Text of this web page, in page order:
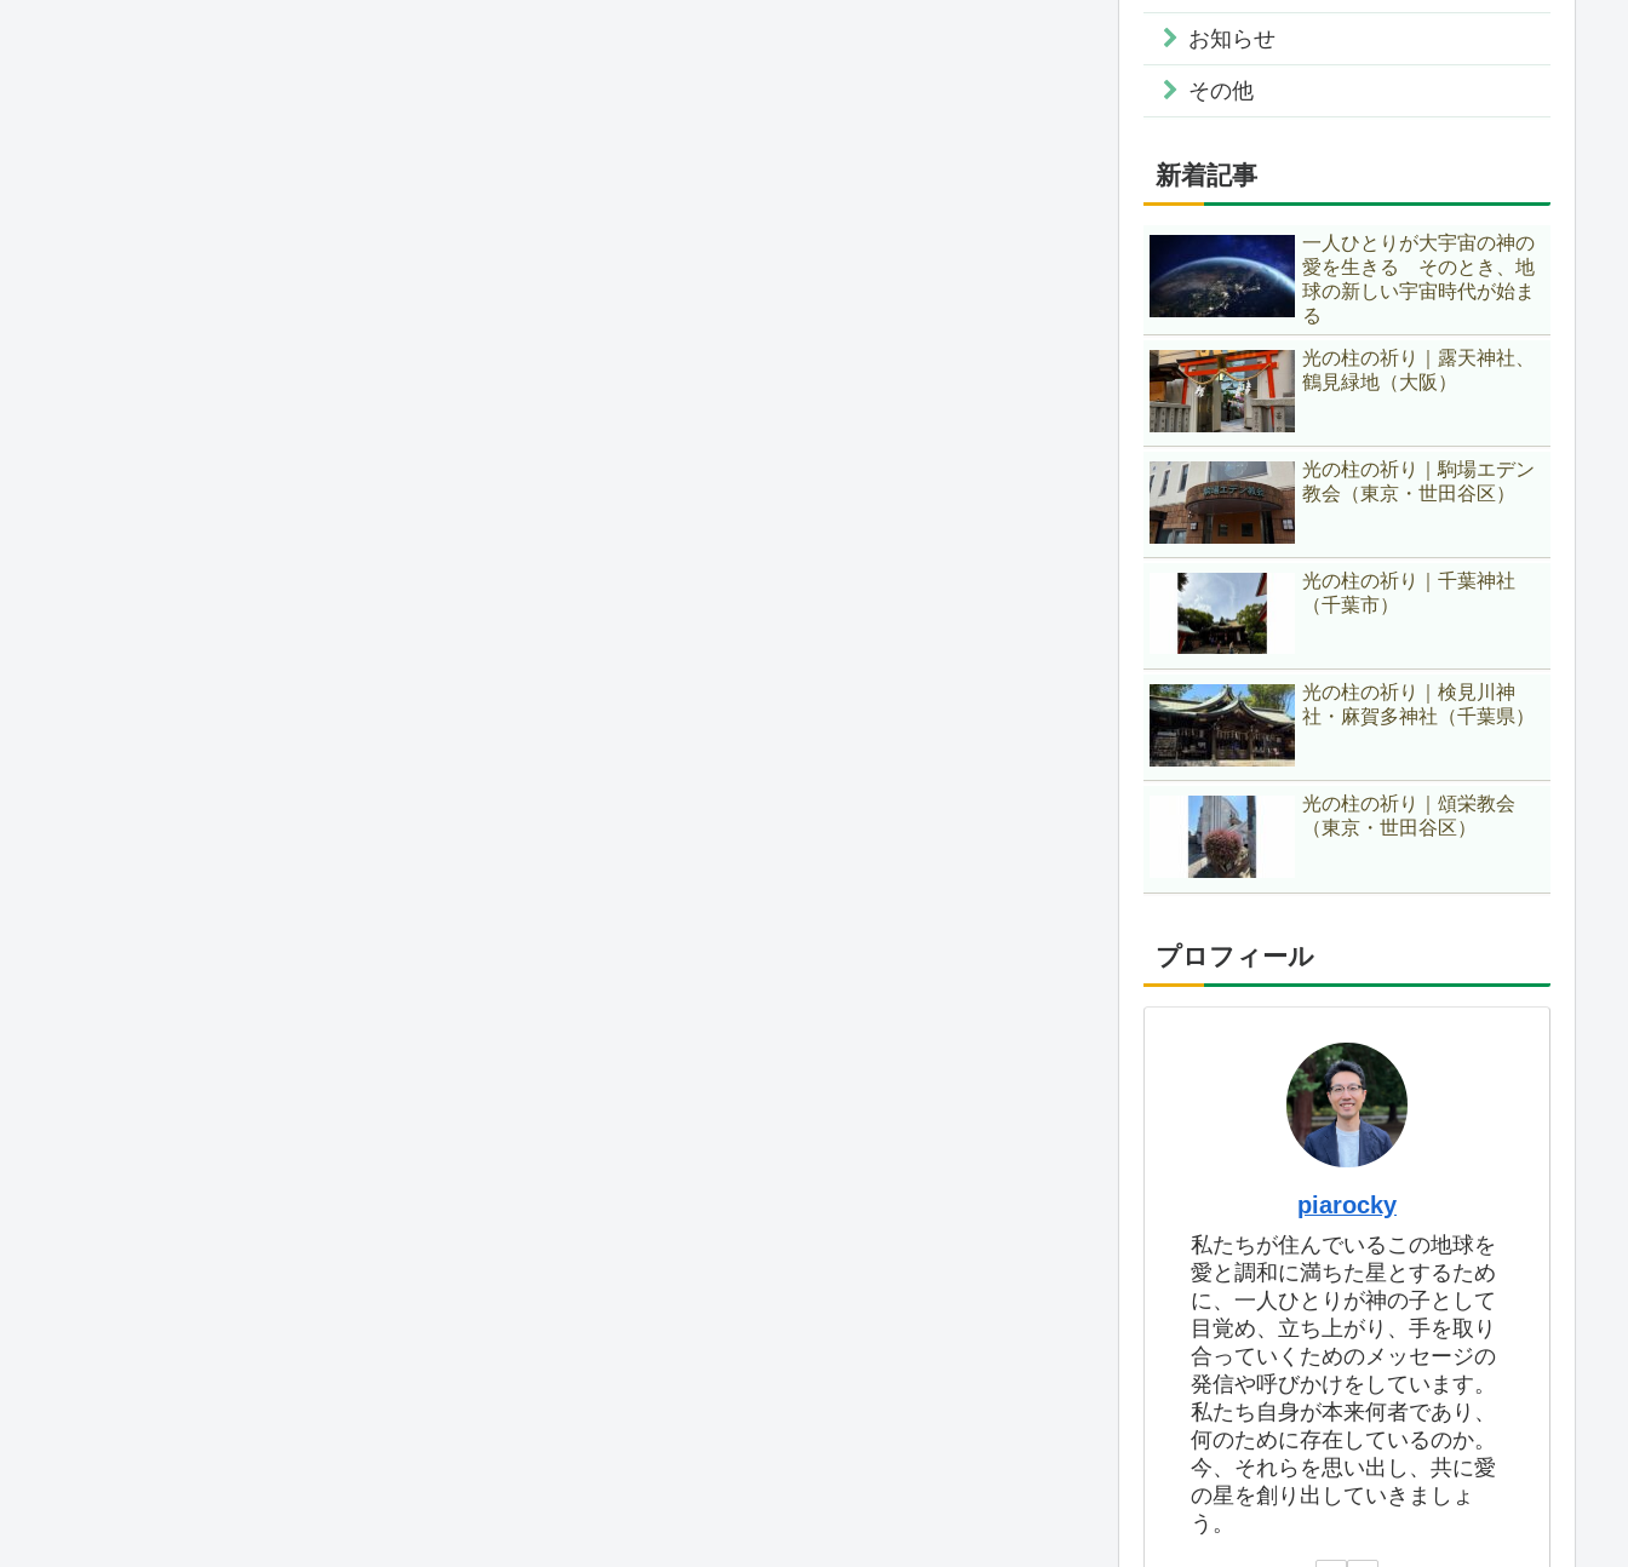
お知らせ
その他
新着記事
一人ひとりが大宇宙の神の
愛を生きる そのとき、地
球の新しい宇宙時代が始ま
る
光の柱の祈り｜露天神社、
鶴見緑地（大阪）
光の柱の祈り｜駒場エデン
教会（東京・世田谷区）
光の柱の祈り｜千葉神社
（千葉市）
光の柱の祈り｜検見川神
社・麻賀多神社（千葉県）
光の柱の祈り｜頌栄教会
（東京・世田谷区）
プロフィール
piarocky
私たちが住んでいるこの地球を
愛と調和に満ちた星とするため
に、一人ひとりが神の子として
目覚め、立ち上がり、手を取り
合っていくためのメッセージの
発信や呼びかけをしています。
私たち自身が本来何者であり、
何のために存在しているのか。
今、それらを思い出し、共に愛
の星を創り出していきましょ
う。